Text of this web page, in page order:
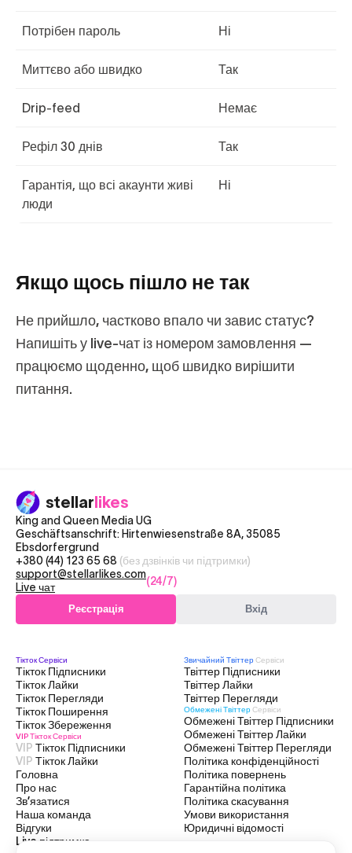
Потрібен пароль Ні
Миттєво або швидко Так
Drip‑feed Немає
Рефіл 30 днів Так
Гарантія, що всі акаунти живі
люди
Ні
Якщо щось пішло не так
Не прийшло, частково впало чи завис статус?
Напишіть у live‑чат із номером замовлення —
працюємо щоденно, щоб швидко вирішити
питання.
stellarlikes
King and Queen Media UG
Geschäftsanschrift: Hirtenwiesenstraße 8A, 35085
Ebsdorfergrund
+380 (44) 123 65 68 (без дзвінків чи підтримки)
support@stellarlikes.com
Live чат
(24/7)
Реєстрація Вхід
Головна
Про нас
Зв’язатися
Наша команда
Відгуки
Live підтримка
ТіктокСервіси
Тікток Підписники
Тікток Лайки
Тікток Перегляди
Тікток Поширення
Тікток Збереження
VIP ТіктокСервіси
VIP Тікток Підписники
VIP Тікток Лайки
Звичайний ТвіттерСервіси
Твіттер Підписники
Твіттер Лайки
Твіттер Перегляди
Обмежені ТвіттерСервіси
Обмежені Твіттер Підписники
Обмежені Твіттер Лайки
Обмежені Твіттер Перегляди
Політика конфіденційності
Політика повернень
Гарантійна політика
Політика скасування
Умови використання
Юридичні відомості